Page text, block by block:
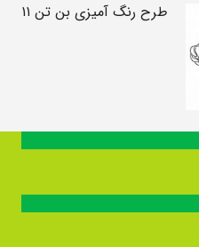
طرح رنگ آمیزی بن تن ۱۱